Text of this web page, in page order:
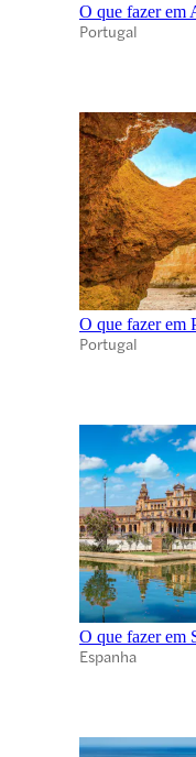
O que fazer em
Portugal
O que fazer em
Portugal
O que fazer em
Espanha